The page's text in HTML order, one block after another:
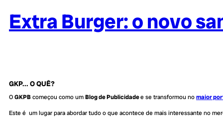
Extra Burger: o novo
GKP... O QUÊ?
OGKPBcomeçou como umBlog de Publicidadee se transformou nomaior
Este é um lugar para abordar tudo o que acontece de mais interessante no